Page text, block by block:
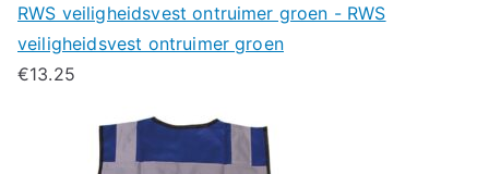
RWS veiligheidsvest ontruimer groen - RWS
veiligheidsvest ontruimer groen
€13.25